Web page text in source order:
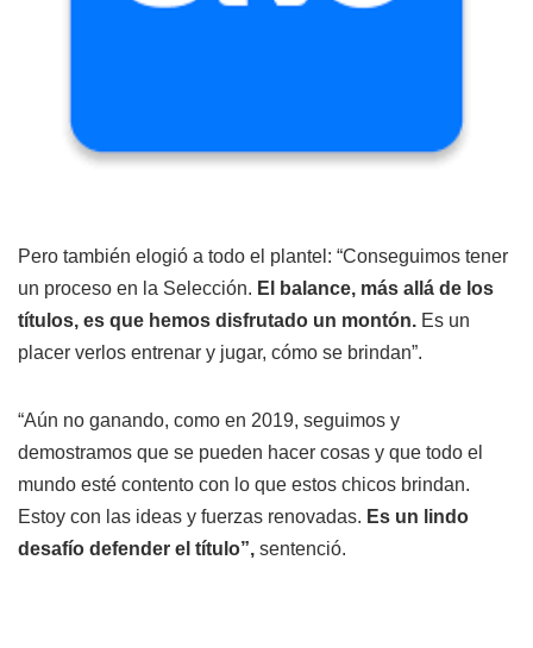
Pero también elogió a todo el plantel: “Conseguimos tener
un proceso en la Selección. El balance, más allá de los
títulos, es que hemos disfrutado un montón. Es un
placer verlos entrenar y jugar, cómo se brindan”.
“Aún no ganando, como en 2019, seguimos y
demostramos que se pueden hacer cosas y que todo el
mundo esté contento con lo que estos chicos brindan.
Estoy con las ideas y fuerzas renovadas. Es un lindo
desafío defender el título”, sentenció.